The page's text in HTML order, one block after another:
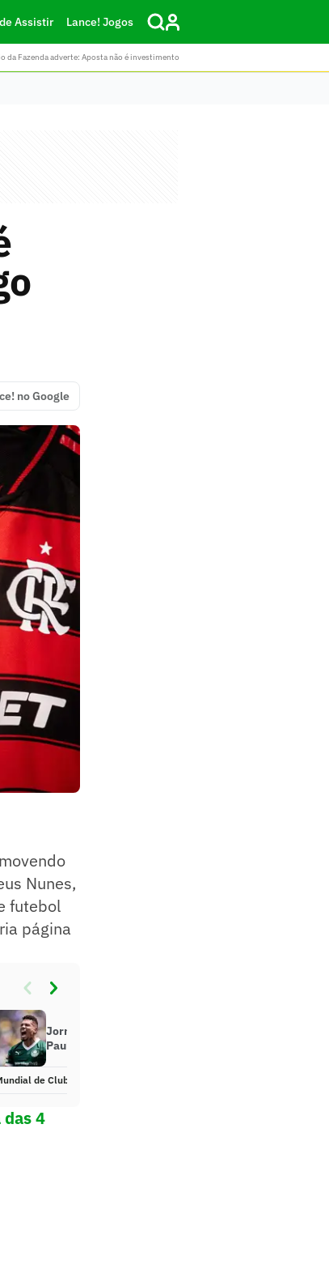
Assistir Lance! Jogos
da Fazenda adverte: Aposta não é investimento
no Google
Nunes,
futebol
página
Jornais internacionais exaltam
Paulinho após vitória do Palmeiras
de Clubes
das 4